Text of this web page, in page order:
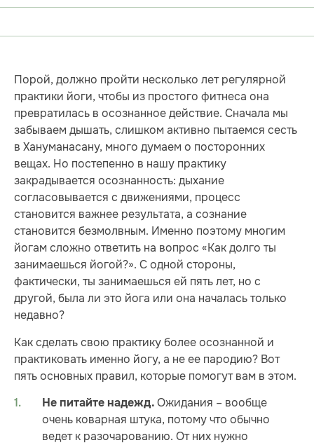
Порой, должно пройти несколько лет регулярной
практики йоги, чтобы из простого фитнеса она
превратилась в осознанное действие. Сначала мы
забываем дышать, слишком активно пытаемся сесть
в Хануманасану, много думаем о посторонних
вещах. Но постепенно в нашу практику
закрадывается осознанность: дыхание
согласовывается с движениями, процесс
становится важнее результата, а сознание
становится безмолвным. Именно поэтому многим
йогам сложно ответить на вопрос «Как долго ты
занимаешься йогой?». С одной стороны,
фактически, ты занимаешься ей пять лет, но с
другой, была ли это йога или она началась только
недавно?
Как сделать свою практику более осознанной и
практиковать именно йогу, а не ее пародию? Вот
пять основных правил, которые помогут вам в этом.
Не питайте надежд. Ожидания – вообще
очень коварная штука, потому что обычно
ведет к разочарованию. От них нужно